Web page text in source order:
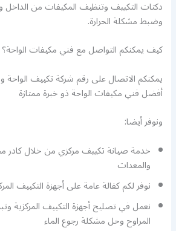
دكتات التكييف وتنظيف المكيفات من الداخل
وضبط مشكلة الحرارة.
كيف يمكنكم التواصل مع فني مكيفات الواحة؟
يمكنكم الاتصال على رقم شركة تكييف
أفضل فني مكيفات الواحة ذو خبرة ممتازة
ونوفر أيضا:
خدمة صيانة تكييف مركزي من خلال كادر
والمعدات
نوفر لكم كفالة عامة على أجهزة التكييف
نعمل في تصليح أجهزة التكييف المركزية
المراوح وحل مشكلة رجوع الماء